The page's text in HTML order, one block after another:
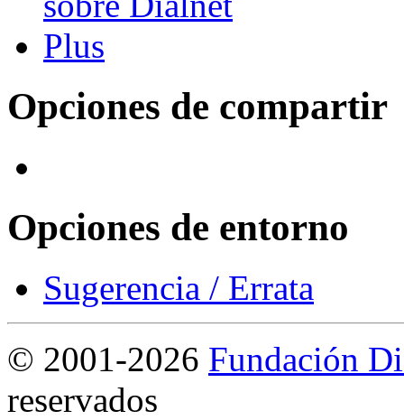
Opciones de compartir
Opciones de entorno
Sugerencia / Errata
© 2001-2026 Fundación
reservados